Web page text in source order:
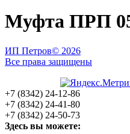
Муфта ПРП
ИП Петров© 2026
Все права защищены
+7 (8342) 24-12-86
+7 (8342) 24-41-80
+7 (8342) 24-50-73
Здесь вы можете: